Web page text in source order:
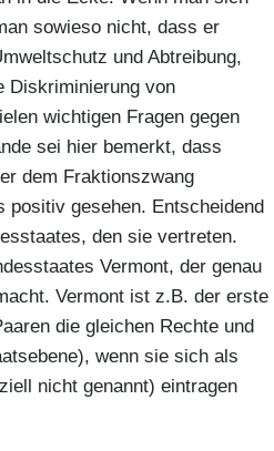
sowieso nicht, dass er
und Abtreibung,
Diskriminierung von
wichtigen Fragen gegen
sei hier bemerkt, dass
dem Fraktionszwang
positiv gesehen. Entscheidend
den sie vertreten.
Vermont, der genau
Vermont ist z.B. der erste
die gleichen Rechte und
wenn sie sich als
nicht genannt) eintragen